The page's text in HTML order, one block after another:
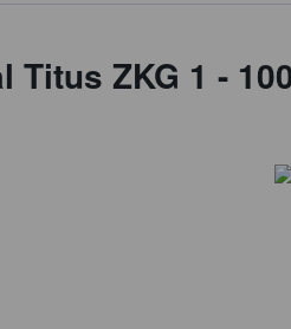
Titus ZKG 1 -